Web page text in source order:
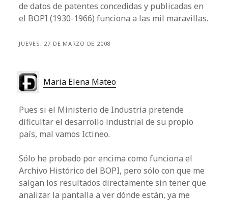
de datos de patentes concedidas y publicadas en
el BOPI (1930-1966) funciona a las mil maravillas.
JUEVES, 27 DE MARZO DE 2008
Maria Elena Mateo
Pues si el Ministerio de Industria pretende
dificultar el desarrollo industrial de su propio
país, mal vamos Ictineo.
Sólo he probado por encima como funciona el
Archivo Histórico del BOPI, pero sólo con que me
salgan los resultados directamente sin tener que
analizar la pantalla a ver dónde están, ya me